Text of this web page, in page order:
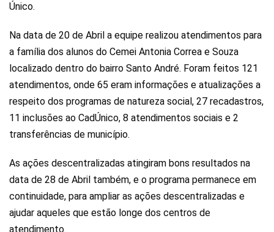
Único.
Na data de 20 de Abril a equipe realizou atendimentos para
a família dos alunos do Cemei Antonia Correa e Souza
localizado dentro do bairro Santo André. Foram feitos 121
atendimentos, onde 65 eram informações e atualizações a
respeito dos programas de natureza social, 27 recadastros,
11 inclusões ao CadÚnico, 8 atendimentos sociais e 2
transferências de município.
As ações descentralizadas atingiram bons resultados na
data de 28 de Abril também, e o programa permanece em
continuidade, para ampliar as ações descentralizadas e
ajudar aqueles que estão longe dos centros de
atendimento.